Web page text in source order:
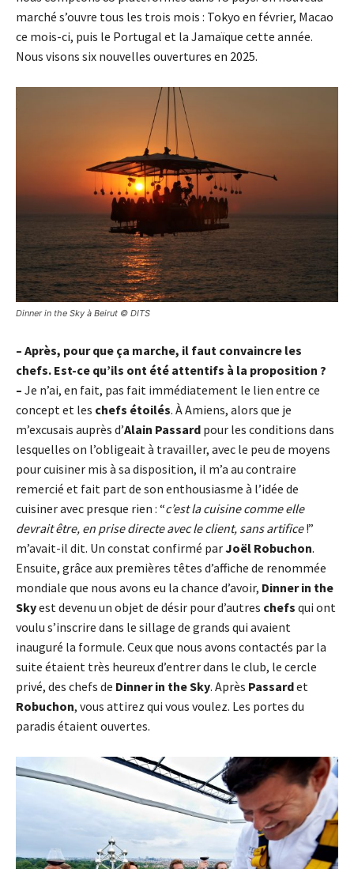
marché s’ouvre tous les trois mois : Tokyo en février, Macao
ce mois-ci, puis le Portugal et la Jamaïque cette année.
Nous visons six nouvelles ouvertures en 2025.
Dinner in the Sky à Beirut © DITS
– Après, pour que ça marche, il faut convaincre les
chefs. Est-ce qu’ils ont été attentifs à la proposition ?
– Je n’ai, en fait, pas fait immédiatement le lien entre ce
concept et les chefs étoilés. À Amiens, alors que je
m’excusais auprès d’Alain Passard pour les conditions dans
lesquelles on l’obligeait à travailler, avec le peu de moyens
pour cuisiner mis à sa disposition, il m’a au contraire
remercié et fait part de son enthousiasme à l’idée de
cuisiner avec presque rien : “c’est la cuisine comme elle
devrait être, en prise directe avec le client, sans artifice!”
m’avait-il dit. Un constat confirmé parJoël Robuchon.
Ensuite, grâce aux premières têtes d’affiche de renommée
mondiale que nous avons eu la chance d’avoir, Dinner in the
Skyest devenu un objet de désir pour d’autres chefs qui ont
voulu s’inscrire dans le sillage de grands qui avaient
inauguré la formule. Ceux que nous avons contactés par la
suite étaient très heureux d’entrer dans le club, le cercle
privé, des chefs de Dinner in the Sky. Après Passardet
Robuchon, vous attirez qui vous voulez. Les portes du
paradis étaient ouvertes.